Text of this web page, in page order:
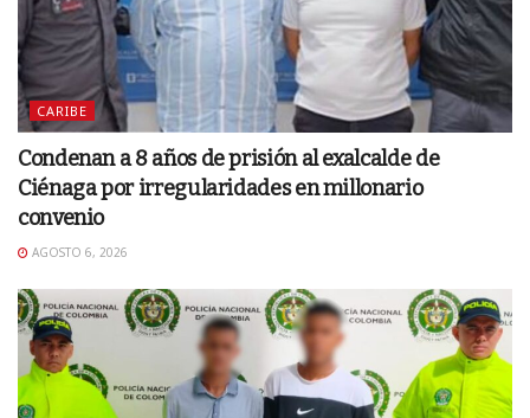
CARIBE
Condenan a 8 años de prisión al exalcalde de
Ciénaga por irregularidades en millonario
convenio
AGOSTO 6, 2026